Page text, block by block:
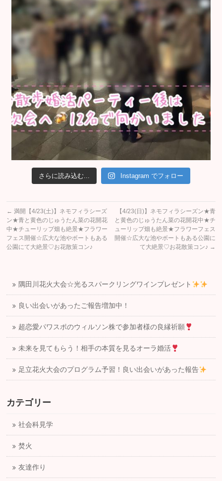
さらに読み込む... Instagram でフォロー
← 満開【4/23(土)】ネモフィラシーズ
ン★青と黄色のじゅうたん菜の花開花
中★チューリップ畑も絶景★フラワー
フェス開催☆広大な池やボートもある
公園にて大絶景♡お花散策コン♪
【4/23(日)】ネモフィラシーズン★青
と黄色のじゅうたん菜の花開花中★チ
ューリップ畑も絶景★フラワーフェス
開催☆広大な池やボートもある公園に
て大絶景♡お花散策コン♪ →
隅田川花火大会☆光るスパークリングワインプレゼント
良い出会いがあったご報告増加中！
超恋愛パワスポのウィルソン株で参加者様の良縁祈願
未来を見てもらう！相手の本質を見るオーラ婚活
足立花火大会のプログラム予習！良い出会いがあった報告
カテゴリー
社会科見学
焚火
友達作り